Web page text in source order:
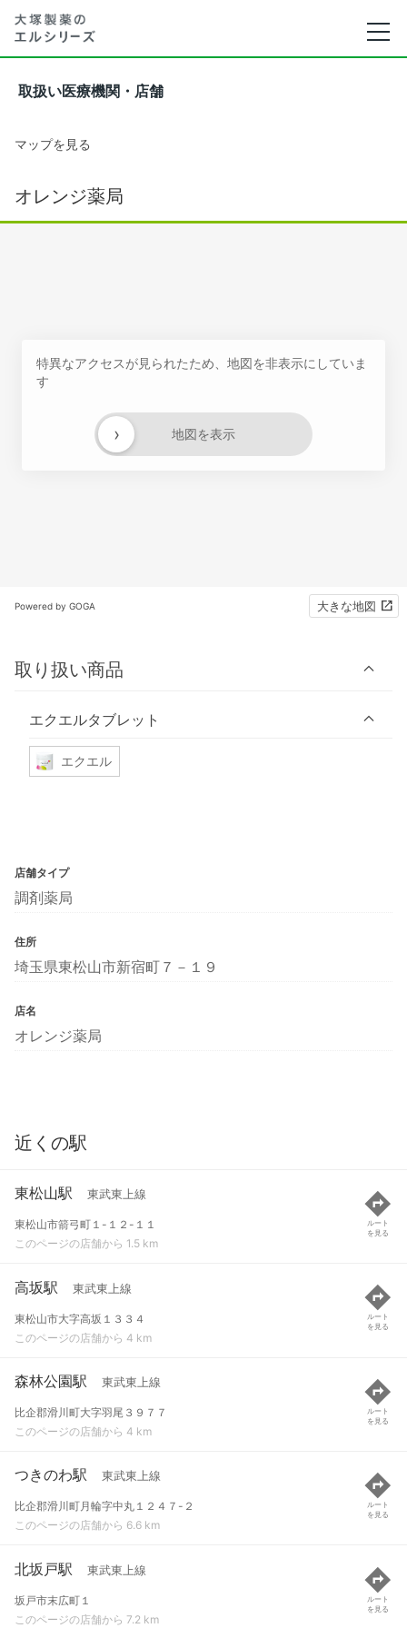
取扱い医療機関・店舗
マップを見る
オレンジ薬局
特異なアクセスが見られたため、地図を非表示にしていま
す
地図を表示
›
Powered by GOGA 大きな地図
取り扱い商品
エクエルタブレット
エクエル
店舗タイプ
調剤薬局
住所
埼玉県東松山市新宿町７－１９
店名
オレンジ薬局
近くの駅
東松山駅 東武東上線
東松山市箭弓町１-１２-１１
このページの店舗から 1.5 km
ルート
を見る
高坂駅 東武東上線
東松山市大字高坂１３３４
このページの店舗から 4 km
ルート
を見る
森林公園駅 東武東上線
比企郡滑川町大字羽尾３９７７
このページの店舗から 4 km
ルート
を見る
つきのわ駅 東武東上線
比企郡滑川町月輪字中丸１２４７-２
このページの店舗から 6.6 km
ルート
を見る
北坂戸駅 東武東上線
坂戸市末広町１
このページの店舗から 7.2 km
ルート
を見る